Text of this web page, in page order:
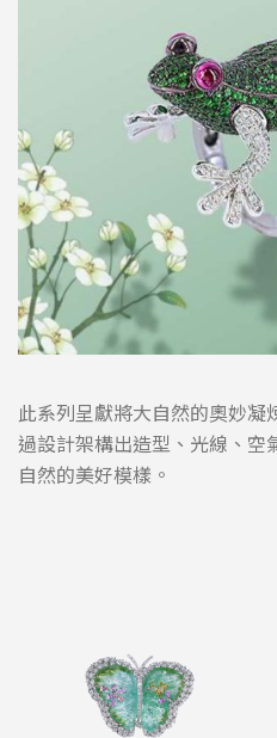
此系列呈獻將大自然的奧妙
過設計架構出造型、光線、空
自然的美好模樣。